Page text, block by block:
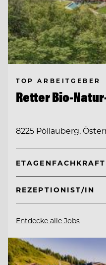
TOP ARBEITGEBER
Retter Bio-
8225 Pöllauberg,
REZEPTIONIST/IN
Entdecke alle Jobs